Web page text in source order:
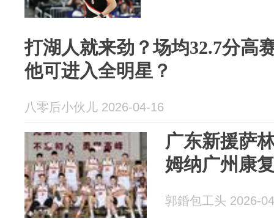
打湖人就来劲？场均32.7分高
他可进入全明星？
八零后小伙儿 2026-04-16
广东新援萨
姆纳广州康
郭錉包工头 2026-